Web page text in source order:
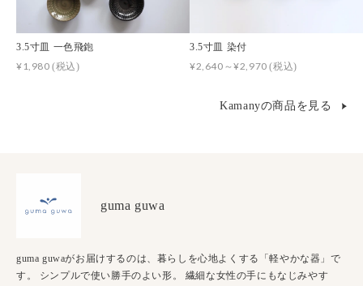
3.5寸皿 一色飛鉋
¥1,980(税込)
3.5寸皿 染付
¥2,640～¥2,970(税込)
Kamanyの商品を見る
guma guwa
guma guwaがお届けするのは、暮らしを心地よくする「軽やかな器」で
す。 シンプルで使い勝手のよい形。 繊細な女性の手にもなじみやす